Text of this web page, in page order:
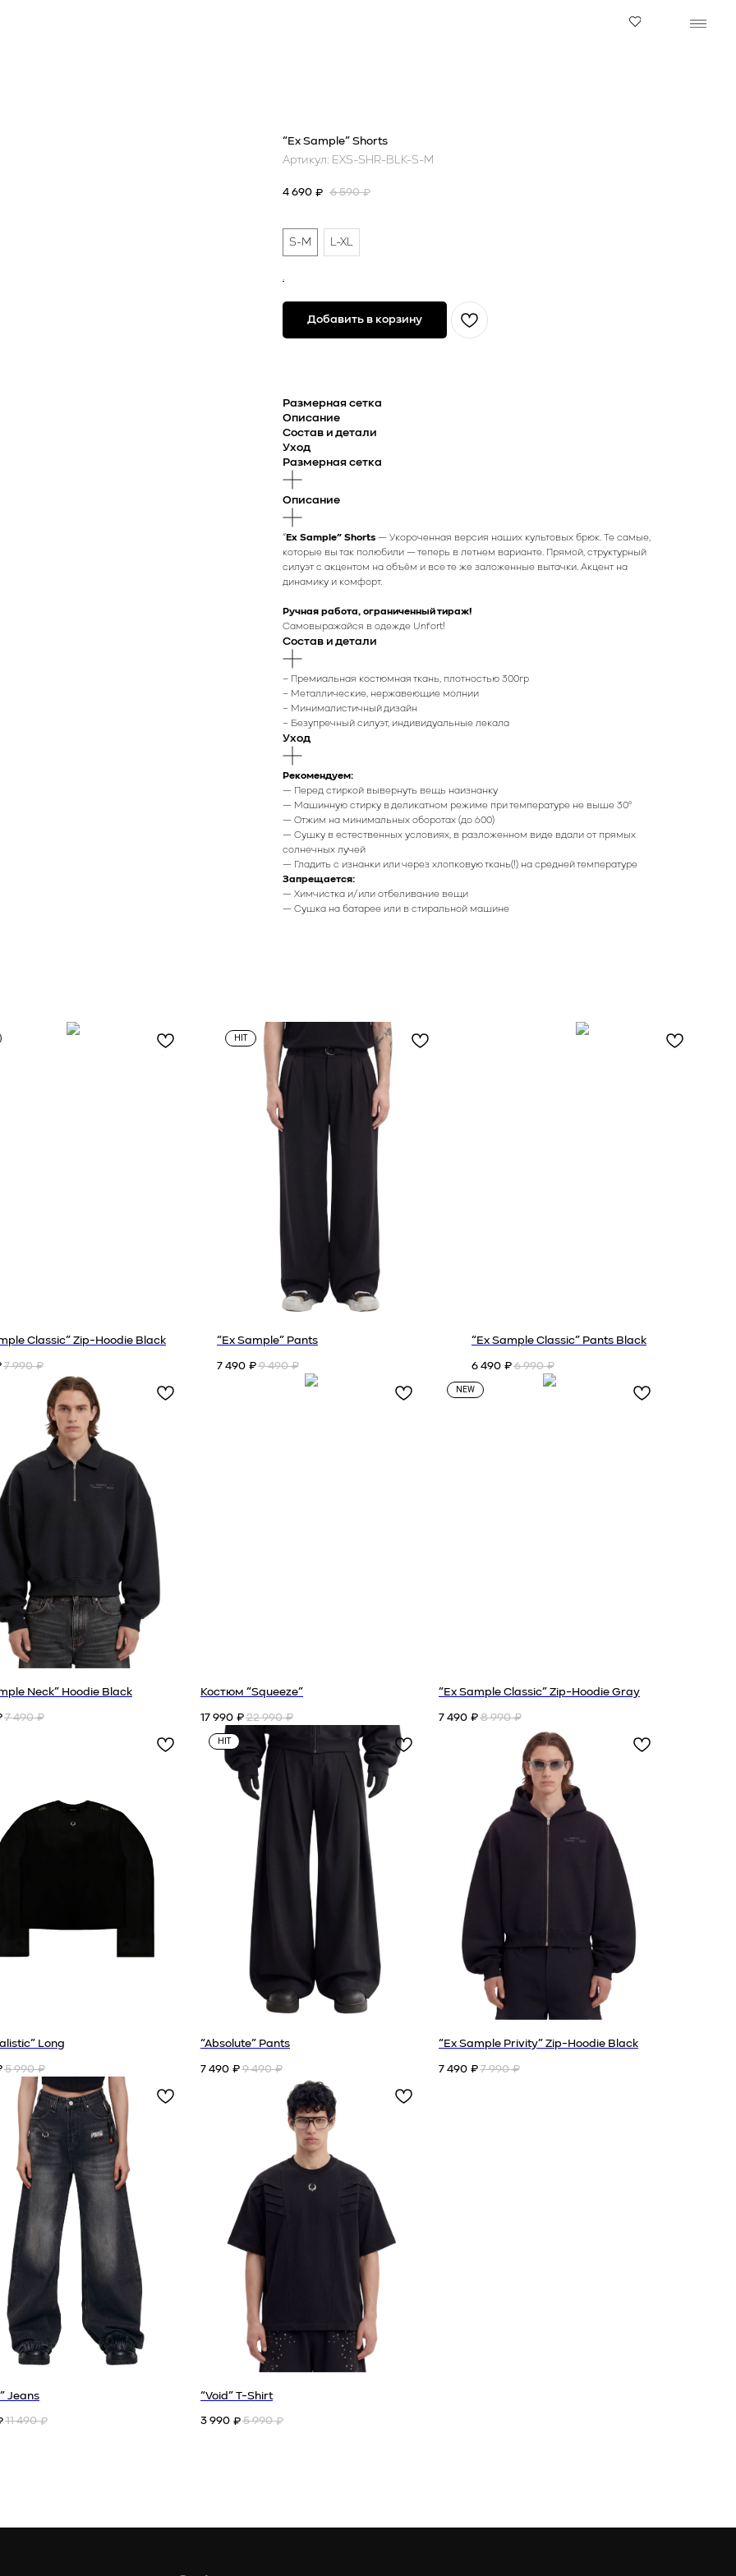
“Ex Sample” Shorts
Артикул: EXS-SHR-BLK-S-M
4 690 ₽ 6 590 ₽
S-M L-XL
.
Добавить в корзину
Размерная сетка
Описание
Состав и детали
Уход
Размерная сетка
Описание
“Ex Sample” Shorts — Укороченная версия наших культовых брюк. Те самые,
которые вы так полюбили — теперь в летнем варианте. Прямой, структурный
силуэт с акцентом на объём и все те же заложенные вытачки. Акцент на
динамику и комфорт.
Ручная работа, ограниченный тираж!
Самовыражайся в одежде Unfort!
Состав и детали
– Премиальная костюмная ткань, плотностью 300гр
– Металлические, нержавеющие молнии
– Минималистичный дизайн
– Безупречный силуэт, индивидуальные лекала
Уход
Рекомендуем:
— Перед стиркой вывернуть вещь наизнанку
— Машинную стирку в деликатном режиме при температуре не выше 30°
— Отжим на минимальных оборотах (до 600)
— Сушку в естественных условиях, в разложенном виде вдали от прямых
солнечных лучей
— Гладить с изнанки или через хлопковую ткань(!) на средней температуре
Запрещается:
— Химчистка и/или отбеливание вещи
— Сушка на батарее или в стиральной машине
Classic” Zip-Hoodie Black
7 990 ₽
HIT
“Ex Sample” Pants
7 490 ₽ 9 490 ₽
“Ex Sample Classic” Pants Black
6 490 ₽ 6 990 ₽
Neck” Hoodie Black
7 490 ₽
Костюм “Squeeze”
17 990 ₽ 22 990 ₽
NEW
“Ex Sample Classic” Zip-Hoodie Gray
7 490 ₽ 8 990 ₽
Long
5 990 ₽
HIT
“Absolute” Pants
7 490 ₽ 9 490 ₽
“Ex Sample Privity” Zip-Hoodie Black
7 490 ₽ 7 990 ₽
Jeans
11 490 ₽
“Void” T-Shirt
3 990 ₽ 5 990 ₽
support@unfort.ru